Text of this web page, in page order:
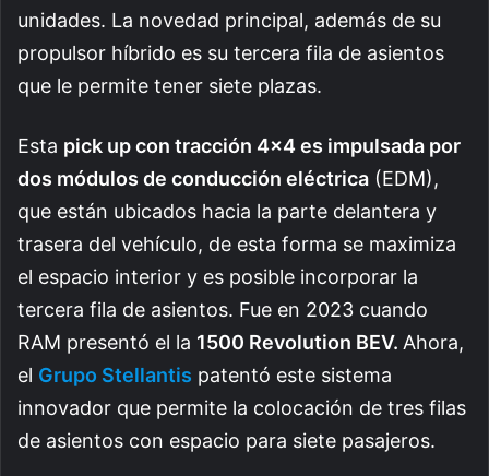
unidades. La novedad principal, además de su
propulsor híbrido es su tercera fila de asientos
que le permite tener siete plazas.
Esta pick up con tracción 4×4 es impulsada por
dos módulos de conducción eléctrica (EDM),
que están ubicados hacia la parte delantera y
trasera del vehículo, de esta forma se maximiza
el espacio interior y es posible incorporar la
tercera fila de asientos. Fue en 2023 cuando
RAM presentó el la 1500 Revolution BEV. Ahora,
el Grupo Stellantis patentó este sistema
innovador que permite la colocación de tres filas
de asientos con espacio para siete pasajeros.